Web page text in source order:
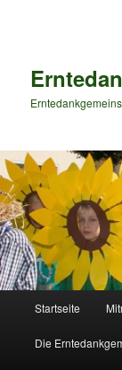
Startseite
Die